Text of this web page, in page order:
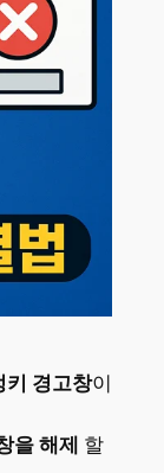
경고창이
을 해제 할